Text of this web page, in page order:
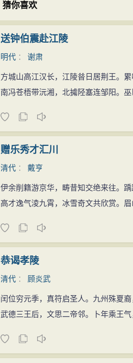
猜你喜欢
送钟伯震赴江陵
明代 ： 谢肃
方城山高江汉长，江陵㫺日居荆王。
南冯苍梧带沅湘，北㩀陉塞连邹阳。
赠乐秀才汇川
清代 ： 戴亨
伊余削籍游京华，畴昔知交绝来往。
高才逸气淩九霄，冰雪奇文共欣赏。
恭谒孝陵
清代 ： 顾炎武
闰位穷元季，真符启圣人。九州殊夏裔
武德三王后，文思二帝邻。卜年乘王气